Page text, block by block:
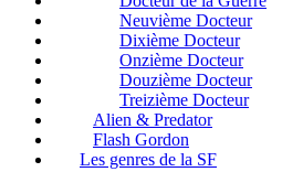
Neuvième Docteur
Dixième Docteur
Onzième Docteur
Douzième Docteur
Treizième Docteur
Alien & Predator
Flash Gordon
Les genres de la SF